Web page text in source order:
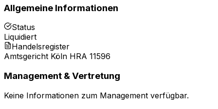
Allgemeine Informationen
Status
Liquidiert
Handelsregister
Amtsgericht Köln HRA 11596
Management & Vertretung
Keine Informationen zum Management verfügbar.